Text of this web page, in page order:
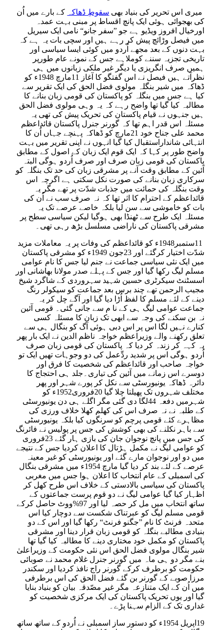
میری اس تحریر کی بنیاد بھی سقوطِ ڈھاکہ
کے بارے میں اُن
کی بھجوائی ہوئی ایک پانچ اقساط پر مبنی بہت عمدہ
اورخیال افروز ویڈیو ہے جو ”سفر جانو“ نامی ایک سیریل
میں فیصل وڑائچ پیش کر رہے ہیں اور سچی بات یہ ہے کہ
بہت دنوں کے بعد مجھے اُردو میں کوئی ایسا سیاسی اور
تاریخی تجزیہ سننے کوملاہے جس کے نمونے عام طورپر
ہمیں صرف انگریزی یا دیگر غیر ملکی زبانوں میں ہی
نظرآتے ہیں فیصل نے اس گفتگو کا آغاز 11مارچ 1948ء کو
ڈھاکہ میں شیر بنگلہ مولوی فضل الحق کی ایک تقریر سے
کیا ہے جس میں بنگلہ کو پاکستان کی قومی زبان بنانے کا
مطالبہ کیا گیا تھا واضح رہے کہ یہ وہی مولوی فضل الحق
ہیں جنہوں نے قیام پاکستان کی تحریک پیش کی تھی یہ
مسئلہ اس قدر اہم تھا کہ گورنر جنرل پاکستان قائداعظم
محمد علی جناح خود 21مارچ کو ڈھاکہ پہنچے جہاں اُن کا
انتہائی شانداراستقبال کیا گیا انہوں نے اپنی تقریر میں بہت
واضح طور پر کہا کہ ایک قوم ایک زبان کے اصول کے مطابق
پاکستان کی قومی زبان صرف اور صرف اُردو ہوگی البتہ
آئین کے مطابق وقت آنے پر مشرقی زبان کی حد تک بنگلہ کو
سرکاری زبان بنانے کی صورت نکل سکتی ہے اگرچہ اس
وقت بنگلہ کی حمائت میں جذبات شدّت پر تھے مگر یہ
قائداعظم کے احترام کا اثر تھا کہ نہ صرف سب نے اُن کی
بات کو خاموشی سے سن لیا بلکہ خاصے عرصے تک یہ
مسئلہ ایک طرح سے ٹھنڈا بھی ہوگیا لیکن سیاسی سطح پر
مشرقی پاکستان کی ناراضی مسلسل بڑھ رہی تھی۔
11ستمبر1948ء کو قائداعظم کی وفات پر یہ معاملات مزید
شدّت اختیار کرگئے اور 23جون 1949ء کو مشرقی پاکستان
میں ایک نئی سیاسی جماعت نے جنم لیا جس کا نام عوامی
مسلم لیگ رکھا گیا اور جس کے پہلے صدر مولانا بھاشانی اور
اسسٹنٹ سیکرٹری حسین شہید سہروردی کے شاگرد شیخ
مجیب الرحمن تھے چند برس بعد جماعت کو سیکولر رنگ
دینے کے لئے مسلم کا لفظ اُڑا دیا گیا اور آگے چل کر یہ
جماعت عوامی لیگ ہی کے نا م سے جانی گئی۔ قومی آئین
نہ بن سکنے کی وجہ سے ابھی تک زبان کا مسئلہ کسی
کنارے نہیں لگا اس پر اس دبی ہوئی آگ کو بنگال ہی سے
تعلق رکھنے والے وزیراعظم خواجہ ناظم الدین نے ایک بار پھر
یہ کہہ کر زندہ کر دیا کہ پاکستان کی قومی زبان صرف
اُردو ہوگی اس پر شدید ردِّعمل کی دو وجوہات تھیں ایک تو
خواجہ صاحب اور قائداعظم کی شخصیت کا فرق اور
دوسرے اس زمانے میں آئین کی تیاری۔جلد ہی احتجاج کا
دائرہ ڈھاکہ یونیورسٹی سے نکل کر پورے شہر اور پھر
مختلف شہروں تک پھیلتا چلا گیا 20فروری1952ء کو
شہرمیں دفعہ 44لگا دی گئی مگر اگلے ہی دن یونیورسٹی
کے طلبہ نے نہ صرف اس کی کھلم کھلا خلاف ورزی کی
مظاہرے کئے قومی پرچم کو سرنگوں کیا بلکہ یونیورسٹی
سے باہر نکلنے کی بھی کوشش کی جس پر پولیس نے فائرنگ
کی جس میں پانچ نوجوان جان کی بازی ہار گئے 23فروری
کو عوامی لیگ نے مکمل ہڑتال کا اعلان کردیا جس کے نتیجے
میں دو اور نوجوان مارے گئے اور یونیورسٹی کو غیر معینہ
عرصے کے لئے بند کر دیا گیا مارچ 1954ء میں مشرقی بنگال
کی اسمبلی کے عام انتخاب کا اعلان ہوا جس میں مغربی
پاکستان کی سیاسی بالادستی کے خلاف اس طرح کھل کر
اظہار کیا گیا عوامی لیگ نے دو قوم پرست جماعتوں کے
ساتھ انتخاب میں مل کر حصہ لیا اور 97%ووٹ حاصل کرکے
قومی مسلم لیگ کو عبرتناک شکست سے دوچار کیا اس
متحدہ فرنٹ کا نام ”جگنو فرنٹ“ رکھا گیا اور اس کے دو
بنیادی مطالبے بنگلہ کو قومی زبان قرار دینا اور مشرقی
پاکستان کو مکمل خود مختاری دینے کا مطالبہ کیا گیا تھا
شیر بنگال مولوی فضل الحق اس نئی حکومت کے وزیراعلیٰ
بنے مگر دو ہی ماہ میں گورنر جنرل غلام محمد نے صوبائی
حکومت کو برطرف کرکے گورنر راج نافذ کردیا اور سکندر
مرزا صوبے کے گورنر بن گئے فضل الحق کی اس برطرفی
میں اُن کے ایک متنازعہ مگر غیر مصّدقہ بیان کو بنیاد بنایا
گیا اور یوں تحریک پاکستان کی ایک مرکزی شخصیت کو
غداری تک کے الزام سہنا پڑے۔
19اپریل 1954ء کو دستور ساز اسمبلی نے اُردو کے ساتھ ساتھ